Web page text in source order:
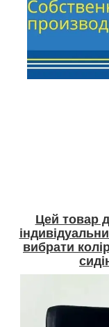
Цей товар
вибрати